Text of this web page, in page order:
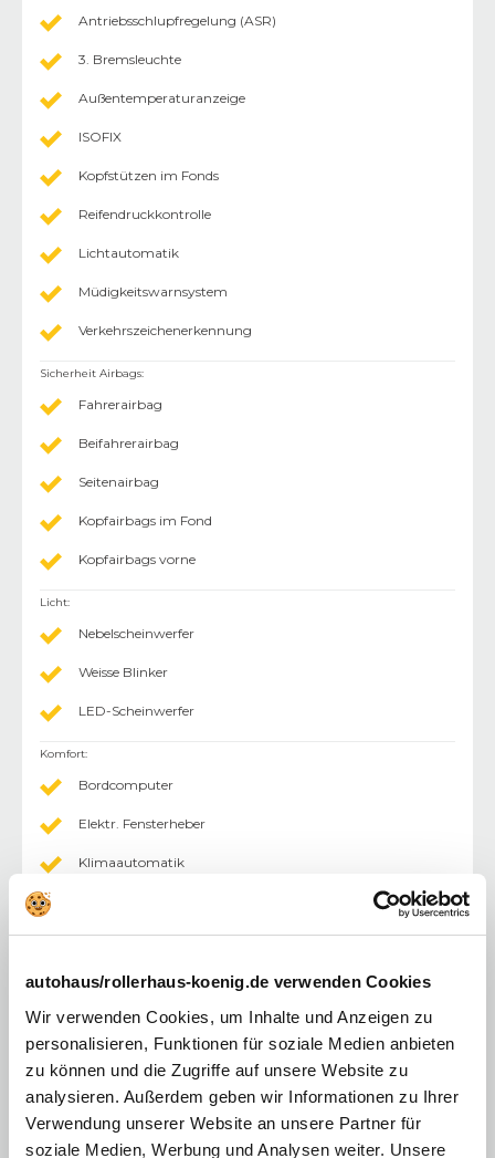
autohaus/rollerhaus-koenig.de verwenden Cookies
Wir verwenden Cookies, um Inhalte und Anzeigen zu
personalisieren, Funktionen für soziale Medien anbieten
zu können und die Zugriffe auf unsere Website zu
analysieren. Außerdem geben wir Informationen zu Ihrer
Verwendung unserer Website an unsere Partner für
soziale Medien, Werbung und Analysen weiter. Unsere
Antriebsschlupfregelung (ASR)
3. Bremsleuchte
Außentemperaturanzeige
ISOFIX
Kopfstützen im Fonds
Reifendruckkontrolle
Lichtautomatik
Müdigkeitswarnsystem
Verkehrszeichenerkennung
Sicherheit Airbags:
Fahrerairbag
Beifahrerairbag
Seitenairbag
Kopfairbags im Fond
Kopfairbags vorne
Licht:
Nebelscheinwerfer
Weisse Blinker
LED-Scheinwerfer
Komfort:
Bordcomputer
Elektr. Fensterheber
Klimaautomatik
Einparkhilfe (PDC) Sensoren hinten
Rücksitzbank geteilt
abgedunkelte Scheiben im Fond
Außenspiegel abklappbar
Außenspiegel elektr.
Lenkrad beheizbar